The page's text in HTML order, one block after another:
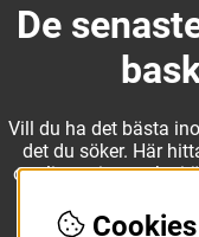
De
Vill du ha det bästa
det du söker. Här
otroliga priser, och vi
nyheter i
som vill ha